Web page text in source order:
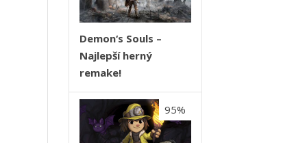
Demon‘s Souls –
Najlepší herný
remake!
95%